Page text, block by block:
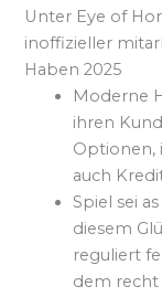
Unter Eye of
inoffizieller
Haben 2025
Moderne
ihren
Optionen,
auch
Spiel sei
diesem
reguliert
dem